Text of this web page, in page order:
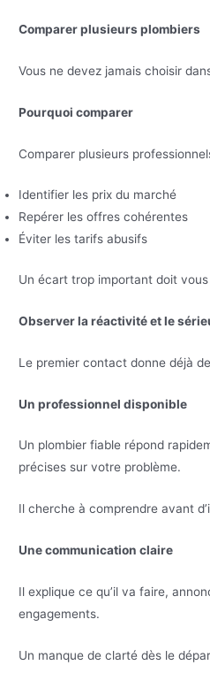
Comparer plusieurs plombiers
Vous ne devez jamais choisir
Pourquoi comparer
Comparer plusieurs
Identifier les prix du marché
Repérer les offres cohérentes
Éviter les tarifs abusifs
Un écart trop important doit vous
Observer la réactivité et le
Le premier contact donne déjà
Un professionnel disponible
Un plombier fiable répond
précises sur votre problème.
Il cherche à comprendre avant
Une communication claire
Il explique ce qu’il va faire,
engagements.
Un manque de clarté dès le